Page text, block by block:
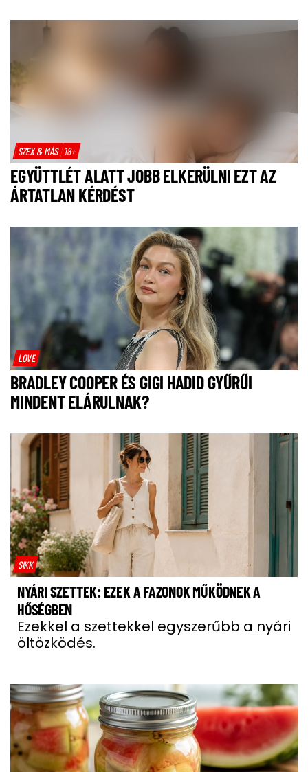
SZEX & MÁS 18+
EGYÜTTLÉT ALATT JOBB ELKERÜLNI EZT AZ
ÁRTATLAN KÉRDÉST
LOVE
BRADLEY COOPER ÉS GIGI HADID GYŰRŰI
MINDENT ELÁRULNAK?
SIKK
NYÁRI SZETTEK: EZEK A FAZONOK MŰKÖDNEK A
HŐSÉGBEN
Ezekkel a szettekkel egyszerűbb a nyári
öltözködés.